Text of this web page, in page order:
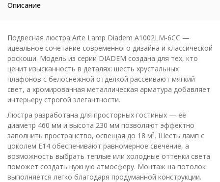
Описание
Подвесная люстра Arte Lamp Diadem A1002LM-6CC —
идеальное сочетание современного дизайна и классической
роскоши. Модель из серии DIADEM создана для тех, кто
ценит изысканность в деталях: шесть хрустальных
плафонов с белоснежной отделкой рассеивают мягкий
свет, а хромированная металлическая арматура добавляет
интерьеру строгой элегантности.
Люстра разработана для просторных гостиных — её
диаметр 460 мм и высота 230 мм позволяют эффектно
заполнить пространство, освещая до 18 м². Шесть ламп с
цоколем E14 обеспечивают равномерное свечение, а
возможность выбрать теплые или холодные оттенки света
поможет создать нужную атмосферу. Монтаж на потолок
выполняется легко благодаря продуманной конструкции.